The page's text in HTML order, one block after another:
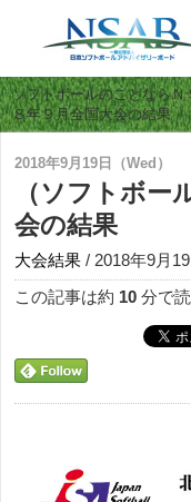
ソフトボールのことならＮ
８年９月全国大会の結果
2018年9月19日（Wed）
（ソフトボー
会の結果
大会結果 / 2018年9月
この記事は約 10 分で読